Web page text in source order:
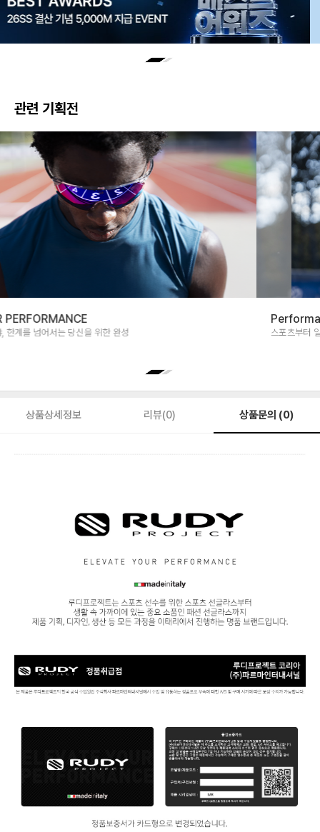
관련 기획전
EYEWEAR PERFORMANCE
압도적인 시야, 한계를 넘어서는 당신을 위한 완성
상품상세정보 리뷰(0) 상품문의 (0)